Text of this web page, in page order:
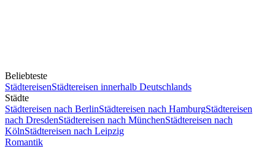
Beliebteste
StädtereisenStädtereisen innerhalb Deutschlands
Städte
Städtereisen nach BerlinStädtereisen nach HamburgStädtereisen
nach DresdenStädtereisen nach MünchenStädtereisen nach
KölnStädtereisen nach Leipzig
Romantik